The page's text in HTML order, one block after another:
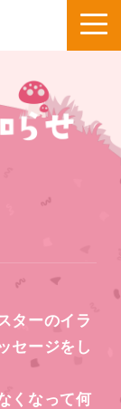
ターのイラ
セージをし
くなって何